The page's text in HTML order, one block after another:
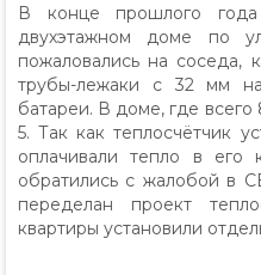
В конце прошлого
двухэтажном доме по
пожаловались на соседа,
трубы-лежаки с 32 мм
батареи. В доме, где
5. Так как теплосчётчик
оплачивали тепло в его
обратились с жалобой в
переделан проект
квартиры установили